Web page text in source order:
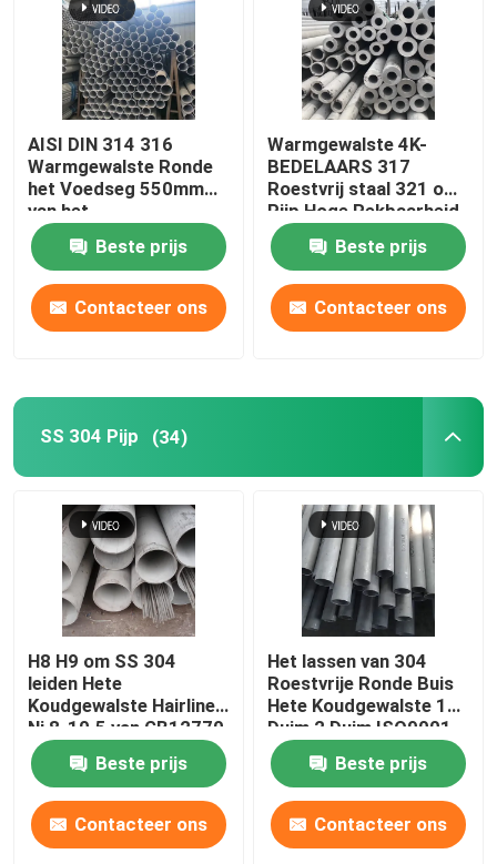
Roestvrij staal Golfblad
Koper Ronde Bar
Het Blad van de koperplaat
Koolstofstaalblad
AISI DIN 314 316
Warmgewalste Ronde
het Voedseg 550mm
van het
Staalbuizenstelsel
Beste prijs
Contacteer ons
Warmgewalste 4K-
BEDELAARS 317
Roestvrij staal 321 om
Pijp Hoge Rekbaarheid
BS DIN
Beste prijs
Contacteer ons
SS 304 Pijp (34)
H8 H9 om SS 304
leiden Hete
Koudgewalste Hairline
Ni 8-10.5 van GB12770
door buizen
Beste prijs
Contacteer ons
Het lassen van 304
Roestvrije Ronde Buis
Hete Koudgewalste 1
Duim 2 Duim ISO9001
JIS
Beste prijs
Contacteer ons